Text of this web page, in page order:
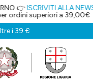
👉ISCRIVITI ALLA
ordini superiori a 39,00€
i 39 €